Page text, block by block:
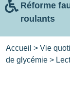
Réforme
roulants
Accueil > Vie
de glycémie >